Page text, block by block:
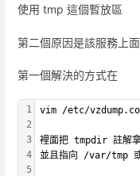
使用 tmp 這個暫放區
第二個原因是該服務上
第一個解決的方式在
1
2
3
4
5
vim /etc/
裡面把 tmpdir 註解
並且指向 /var/tmp 或